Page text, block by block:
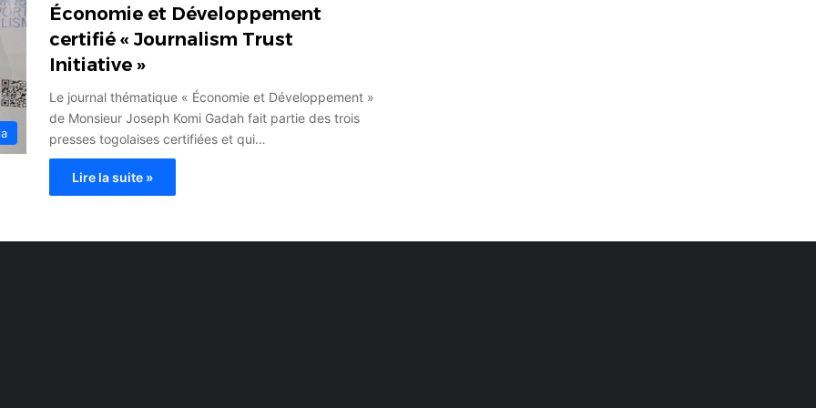
Économie et Développement
certifié « Journalism Trust
Initiative »
Le journal thématique « Économie et Développement »
de Monsieur Joseph Komi Gadah fait partie des trois
presses togolaises certifiées et qui…
Lire la suite »